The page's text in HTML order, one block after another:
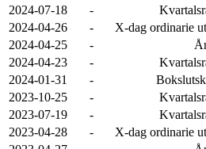
2024-07-18
-
2024-04-26
-
X-dag ordinarie
2024-04-25
-
2024-04-23
-
2024-01-31
-
2023-10-25
-
2023-07-19
-
2023-04-28
-
X-dag ordinarie